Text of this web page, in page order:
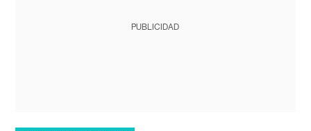
PUBLICIDAD